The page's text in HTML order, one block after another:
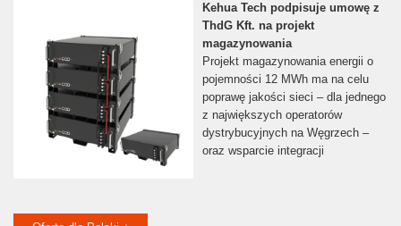
Kehua Tech podpisuje umowę z
ThdG Kft. na projekt
magazynowania
Projekt magazynowania energii o
pojemności 12 MWh ma na celu
poprawę jakości sieci – dla jednego
z największych operatorów
dystrybucyjnych na Węgrzech –
oraz wsparcie integracji